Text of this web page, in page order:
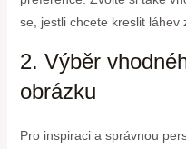
se, jestli chcete kreslit láhev
2. Výběr
obrázku
Pro inspiraci a správnou